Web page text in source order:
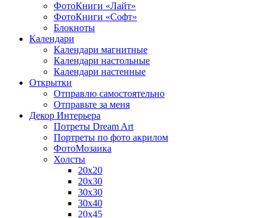
ФотоКниги «Лайт»
ФотоКниги «Софт»
Блокноты
Календари
Календари магнитные
Календари настольные
Календари настенные
Открытки
Отправлю самостоятельно
Отправьте за меня
Декор Интерьера
Потреты Dream Art
Портреты по фото акрилом
ФотоМозаика
Холсты
20х20
20х30
30х30
30х40
20х45